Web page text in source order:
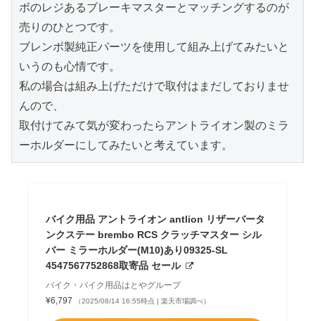
ボのレジあるブレーキマスターとマッチングするのが
売りのひとつです。
ブレンボ製純正パーツを使用して組み上げてみたいと
いうのも心情です。
私の場合は組み上げただけで取付はまだしておりませ
んので、
取付けてみて気が変わったらアントライオン製のミラ
ーホルダーにしてみたいと考えています。
バイク用品 アントライオン antlion リザーバータ
ンクステー brembo RCS クラッチマスター シル
バー ミラーホルダー(M10)あり09325-SL
4547567752868取寄品 セール
バイク・バイク用品はとやグループ
¥6,797
（2025/08/14 16:55時点 | 楽天市場調べ）